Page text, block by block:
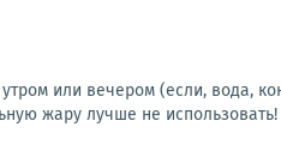
или вечером (если, вода,
жару лучше не использовать!